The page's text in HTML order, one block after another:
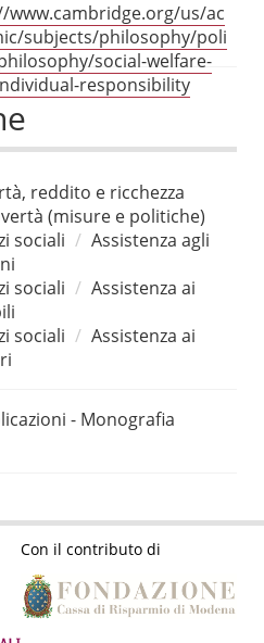
www.cambridge.org/us/ac
subjects/philosophy/poli
social-welfare-
responsibility
reddito e ricchezza
(misure e politiche)
sociali
Assistenza agli
sociali
Assistenza ai
sociali
Assistenza ai
- Monografia
Con il contributo di